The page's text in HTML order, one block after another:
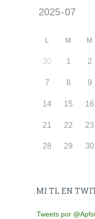
L M M
30 1 2
7 8 9
14 15 16
21 22 23
28 29 30
MI TL EN
Tweets por